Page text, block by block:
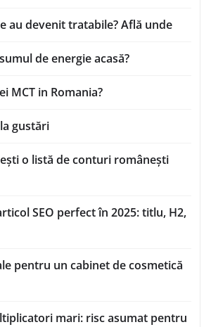
au devenit tratabile? Află unde
de energie acasă?
MCT in Romania?
gustări
o listă de conturi românești
SEO perfect în 2025: titlu, H2,
pentru un cabinet de cosmetică
mari: risc asumat pentru